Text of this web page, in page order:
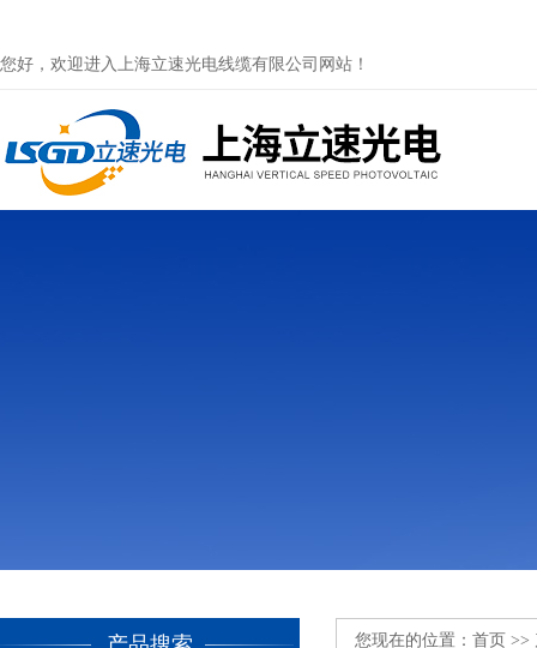
您好，欢迎进入上海立速光电线缆有限公司网站！
您现在的位置： 首页 >>